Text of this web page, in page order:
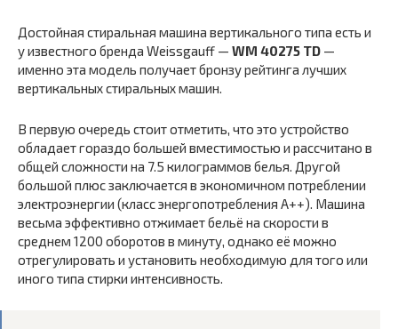
Достойная стиральная машина вертикального типа есть и
у известного бренда Weissgauff — WM 40275 TD —
именно эта модель получает бронзу рейтинга лучших
вертикальных стиральных машин.
В первую очередь стоит отметить, что это устройство
обладает гораздо большей вместимостью и рассчитано в
общей сложности на 7.5 килограммов белья. Другой
большой плюс заключается в экономичном потреблении
электроэнергии (класс энергопотребления A++). Машина
весьма эффективно отжимает бельё на скорости в
среднем 1200 оборотов в минуту, однако её можно
отрегулировать и установить необходимую для того или
иного типа стирки интенсивность.